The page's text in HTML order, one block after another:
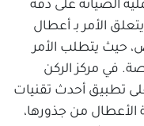
الصيانة على دقة
الأمر بـ أعطال
حيث يتطلب الأمر
في مركز الركن
تطبيق أحدث تقنيات
من جذورها،